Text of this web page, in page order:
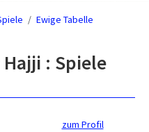
Ewige Tabelle
: Spiele
zum Profil